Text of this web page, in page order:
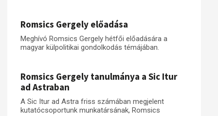
Romsics Gergely előadása
Meghívó Romsics Gergely hétfői előadására a
magyar külpolitikai gondolkodás témájában.
Romsics Gergely tanulmánya a Sic Itur
ad Astraban
A Sic Itur ad Astra friss számában megjelent
kutatócsoportunk munkatársának, Romsics